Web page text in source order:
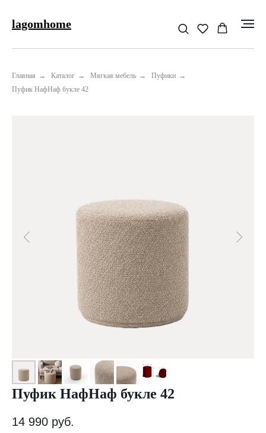
lagomhome
Главная → Каталог → Мягкая мебель → Пуфики →
Пуфик НафНаф букле 42
Пуфик НафНаф букле 42
14 990 руб.